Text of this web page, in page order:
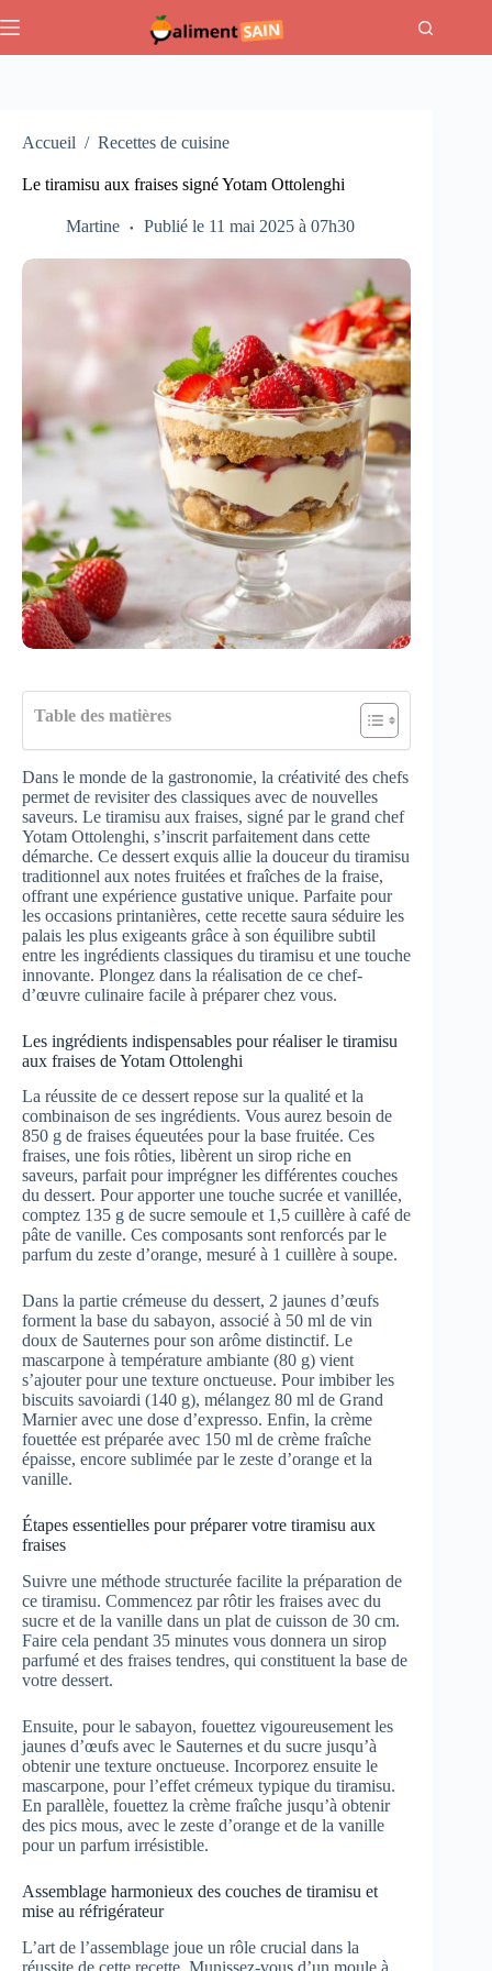
au
Accueil / Recettes de cuisine
Le tiramisu aux fraises signé Yotam Ottolenghi
Martine Publié le 11 mai 2025 à 07h30
Table des matières
Dans le monde de la gastronomie, la créativité des chefs
permet de revisiter des classiques avec de nouvelles
saveurs. Le tiramisu aux fraises, signé par le grand chef
Yotam Ottolenghi, s’inscrit parfaitement dans cette
démarche. Ce dessert exquis allie la douceur du tiramisu
traditionnel aux notes fruitées et fraîches de la fraise,
offrant une expérience gustative unique. Parfaite pour
les occasions printanières, cette recette saura séduire les
palais les plus exigeants grâce à son équilibre subtil
entre les ingrédients classiques du tiramisu et une touche
innovante. Plongez dans la réalisation de ce chef-
d’œuvre culinaire facile à préparer chez vous.
Les ingrédients indispensables pour réaliser le tiramisu
aux fraises de Yotam Ottolenghi
La réussite de ce dessert repose sur la qualité et la
combinaison de ses ingrédients. Vous aurez besoin de
850 g de fraises équeutées pour la base fruitée. Ces
fraises, une fois rôties, libèrent un sirop riche en
saveurs, parfait pour imprégner les différentes couches
du dessert. Pour apporter une touche sucrée et vanillée,
comptez 135 g de sucre semoule et 1,5 cuillère à café de
pâte de vanille. Ces composants sont renforcés par le
parfum du zeste d’orange, mesuré à 1 cuillère à soupe.
Dans la partie crémeuse du dessert, 2 jaunes d’œufs
forment la base du sabayon, associé à 50 ml de vin
doux de Sauternes pour son arôme distinctif. Le
mascarpone à température ambiante (80 g) vient
s’ajouter pour une texture onctueuse. Pour imbiber les
biscuits savoiardi (140 g), mélangez 80 ml de Grand
Marnier avec une dose d’expresso. Enfin, la crème
fouettée est préparée avec 150 ml de crème fraîche
épaisse, encore sublimée par le zeste d’orange et la
vanille.
Étapes essentielles pour préparer votre tiramisu aux
fraises
Suivre une méthode structurée facilite la préparation de
ce tiramisu. Commencez par rôtir les fraises avec du
sucre et de la vanille dans un plat de cuisson de 30 cm.
Faire cela pendant 35 minutes vous donnera un sirop
parfumé et des fraises tendres, qui constituent la base de
votre dessert.
Ensuite, pour le sabayon, fouettez vigoureusement les
jaunes d’œufs avec le Sauternes et du sucre jusqu’à
obtenir une texture onctueuse. Incorporez ensuite le
mascarpone, pour l’effet crémeux typique du tiramisu.
En parallèle, fouettez la crème fraîche jusqu’à obtenir
des pics mous, avec le zeste d’orange et de la vanille
pour un parfum irrésistible.
Assemblage harmonieux des couches de tiramisu et
mise au réfrigérateur
L’art de l’assemblage joue un rôle crucial dans la
réussite de cette recette. Munissez-vous d’un moule à